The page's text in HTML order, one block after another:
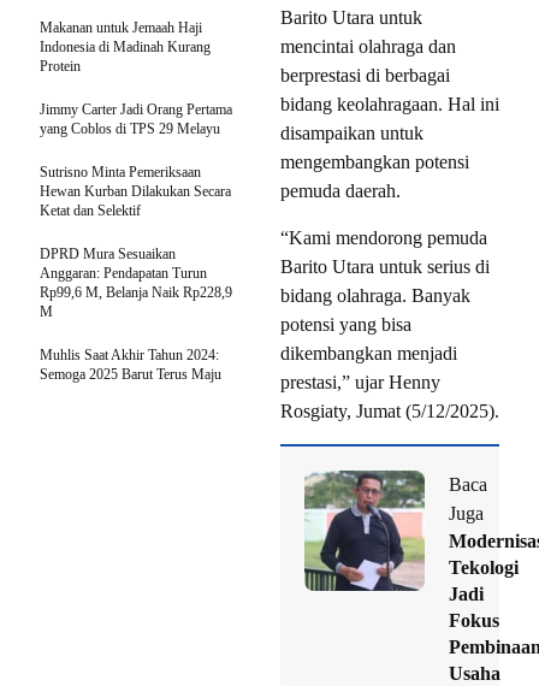
Barito Utara untuk
mencintai olahraga dan
berprestasi di berbagai
bidang keolahragaan. Hal ini
disampaikan untuk
mengembangkan potensi
pemuda daerah.
“Kami mendorong pemuda
Barito Utara untuk serius di
bidang olahraga. Banyak
potensi yang bisa
dikembangkan menjadi
prestasi,” ujar Henny
Rosgiaty, Jumat (5/12/2025).
Baca
Juga
Tekologi
Jadi
Fokus
Usaha
Makanan untuk Jemaah Haji
Indonesia di Madinah Kurang
Protein
Jimmy Carter Jadi Orang Pertama
yang Coblos di TPS 29 Melayu
Sutrisno Minta Pemeriksaan
Hewan Kurban Dilakukan Secara
Ketat dan Selektif
DPRD Mura Sesuaikan
Anggaran: Pendapatan Turun
Rp99,6 M, Belanja Naik Rp228,9
M
Muhlis Saat Akhir Tahun 2024:
Semoga 2025 Barut Terus Maju